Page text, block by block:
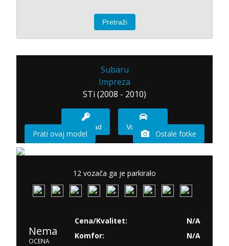
Subaru
Impreza
STi (2008 - 2010)
Imam sad Vozio sam
Prati ovaj model Ostale fotke
12 vozača ga je parkiralo
Nema
OCENA
Cena/Kvalitet:
N/A
Komfor:
N/A